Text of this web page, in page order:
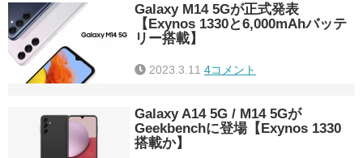
Galaxy M14 5Gが正式発表
【Exynos 1330と6,000mAhバッテ
リー搭載】
2023.3.11 4コメント
Galaxy A14 5G / M14 5Gが
Geekbenchに登場【Exynos 1330
搭載か】